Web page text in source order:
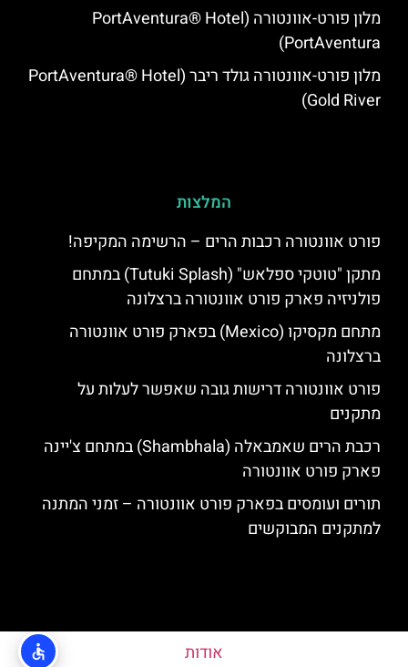
מלון פורט-אוונטורה (PortAventura® Hotel
PortAventura)
מלון פורט-אוונטורה גולד ריבר (PortAventura® Hotel
Gold River)
המלצות
פורט אוונטורה רכבות הרים – הרשימה המקיפה!
מתקן "טוטקי ספלאש" (Tutuki Splash) במתחם
פולניזיה פארק פורט אוונטורה ברצלונה
מתחם מקסיקו (Mexico) בפארק פורט אוונטורה
ברצלונה
פורט אוונטורה דרישות גובה שאפשר לעלות על
מתקנים
רכבת הרים שאמבאלה (Shambhala) במתחם צ'יינה
פארק פורט אוונטורה
תורים ועומסים בפארק פורט אוונטורה – זמני המתנה
למתקנים המבוקשים
אודות